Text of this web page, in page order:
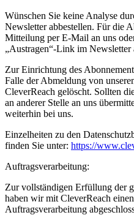
Wünschen Sie keine Analyse
Newsletter abbestellen. Für die
Mitteilung per E-Mail an uns
„Austragen“-Link im Newsletter
Zur Einrichtung des
Falle der Abmeldung von
CleverReach gelöscht. Sollten
an anderer Stelle an uns
weiterhin bei uns.
Einzelheiten zu den
finden Sie unter: https://
Auftragsverarbeitung:
Zur vollständigen Erfüllung der
haben wir mit CleverReach
Auftragsverarbeitung